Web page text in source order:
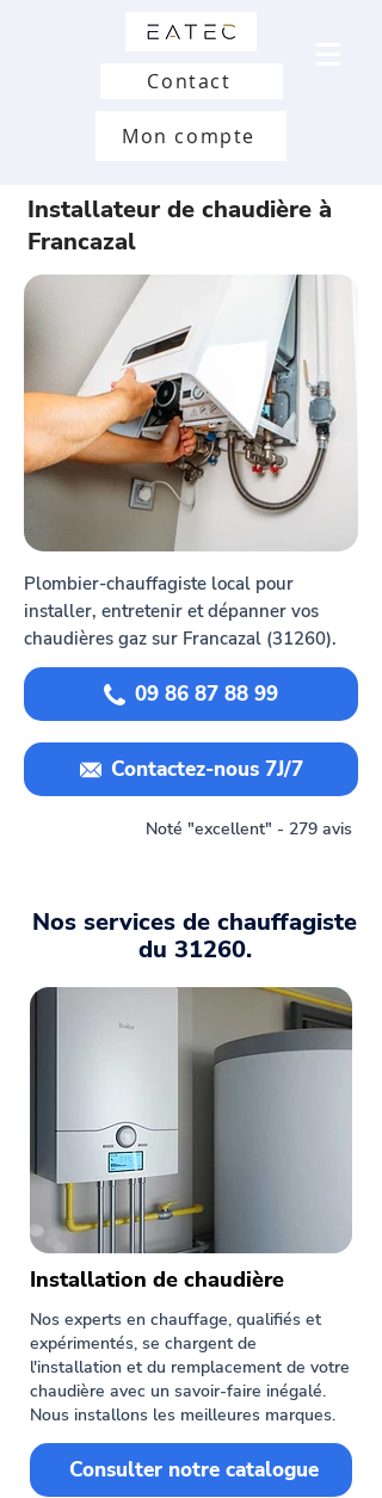
Contact
Mon compte
Installateur de chaudière à
Francazal
Plombier-chauffagiste local pour
installer, entretenir et dépanner vos
chaudières gaz sur Francazal (31260).
09 86 87 88 99
Contactez-nous 7J/7
Noté "excellent" - 279 avis
Nos services de chauffagiste
du 31260.
Installation de chaudière
Nos experts en chauffage, qualifiés et
expérimentés, se chargent de
l'installation et du remplacement de votre
chaudière avec un savoir-faire inégalé.
Nous installons les meilleures marques.
Consulter notre catalogue